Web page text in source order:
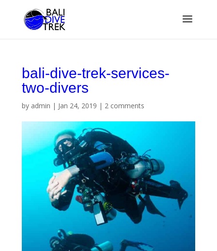
bali-dive-trek-services-
two-divers
by admin | Jan 24, 2019 | 2 comments